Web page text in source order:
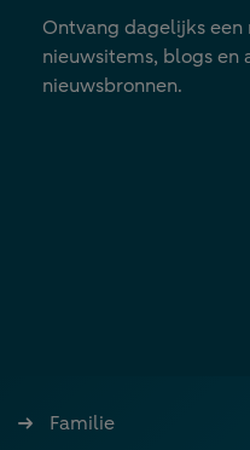
Ontvang dagelijks
nieuwsitems, blogs
nieuwsbronnen.
Familie